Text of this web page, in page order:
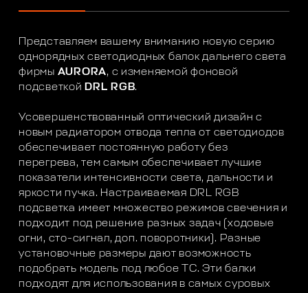
Представляем вашему вниманию новую серию
однорядных светодиодных балок дальнего света
фирмы AURORA, с изменяемой фоновой
подсветкой DRL RGB.
Усовершенствованный оптический дизайн с
новым радиатором отвода тепла от светодиодов
обеспечивает постоянную работу без
перегрева, тем самым обеспечивает лучшие
показатели интенсивности света, дальности и
яркости пучка. Настраиваемая DRL RGB
подсветка имеет множество режимов свечения и
подходит под решение разных задач (ходовые
огни, сто-сигнал, доп. поворотники). Разные
установочные размеры дают возможность
подобрать модель под любое ТС. Эти балки
подходят для использования в самых суровых